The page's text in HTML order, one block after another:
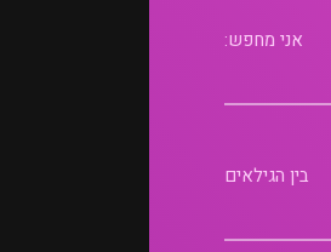
אני מחפש:
בין הגילאים